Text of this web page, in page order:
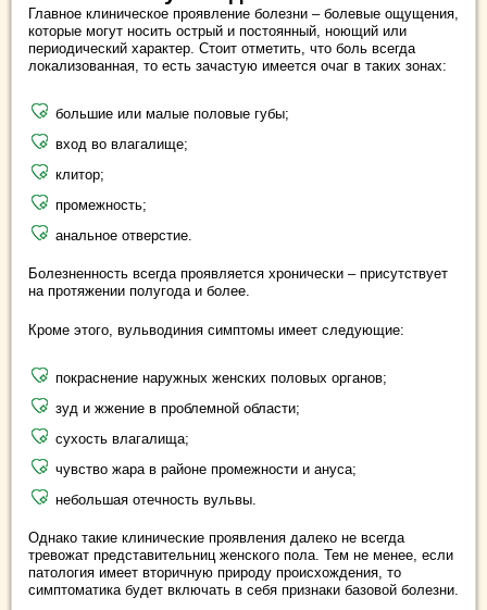
Главное клиническое проявление болезни – болевые ощущения,
которые могут носить острый и постоянный, ноющий или
периодический характер. Стоит отметить, что боль всегда
локализованная, то есть зачастую имеется очаг в таких зонах:
большие или малые половые губы;
вход во влагалище;
клитор;
промежность;
анальное отверстие.
Болезненность всегда проявляется хронически – присутствует
на протяжении полугода и более.
Кроме этого, вульводиния симптомы имеет следующие:
покраснение наружных женских половых органов;
зуд и жжение в проблемной области;
сухость влагалища;
чувство жара в районе промежности и ануса;
небольшая отечность вульвы.
Однако такие клинические проявления далеко не всегда
тревожат представительниц женского пола. Тем не менее, если
патология имеет вторичную природу происхождения, то
симптоматика будет включать в себя признаки базовой болезни.